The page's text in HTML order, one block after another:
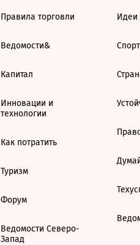
Правила торговли
Ведомости&
Капитал
Инновации и
технологии
Как потратить
Туризм
Форум
Ведомости Северо-
Запад
Идеи
Спорт